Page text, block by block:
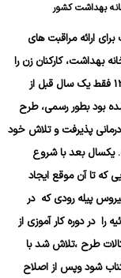
بهداشت کشور
ارائه مراقبت های
بهداشت، کارکنان زن را
بهورز و کارکنان مرد را بهداشتیار می نامیدند.در سال 1356 فقط یک سال قبل از
بود بطور رسمی، طرح
پذیرفت و تلاش خود
یکسال بعد با شروع
تا آن موقع ایجاد
1359 مرحوم دکتر سیروس پیله رودی که در
در دوره کار آموزی از
طرح ،تلاش شد با
شود وپس از اصلاح